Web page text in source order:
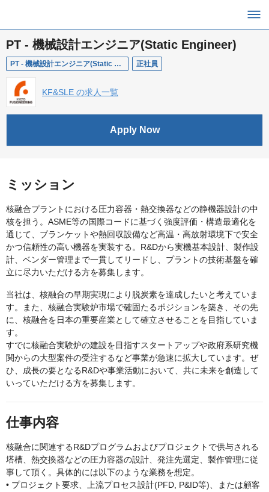
PT - 機械設計エンジニア(Static Engineer)
PT - 機械設計エンジニア(Static Engineer) 正社員
KF&SLE の求人一覧
Apply Now
ミッション
核融合プラントにおける圧力容器・熱交換器などの静機器設計の中
核を担う。ASME等の国際コードに基づく強度評価・構造最適化を
通じて、ブランケットや熱回収設備など高温・高放射環境下で安全
かつ信頼性の高い機器を実装する。R&Dから実機基本設計、製作設
計、ベンダー管理まで一貫してリードし、プラントの技術基盤を確
立に尽力いただける方を募集します。
当社は、核融合の早期実現により脱炭素を達成したいと考えていま
す。また、核融合実験炉市場で確固たるポジションを築き、その先
に、核融合を日本の重要産業として確立させることを目指していま
す。
すでに核融合実験炉の建設を目指すスタートアップや政府系研究機
関からの大型案件の受注するなど事業が急速に拡大しています。ぜ
ひ、成長の要となるR&Dや事業活動において、共に未来を創造して
いっていただける方を募集します。
仕事内容
核融合に関連するR&Dプログラムおよびプロジェクトで供与される
塔槽、熱交換器などの圧力容器の設計、発注先選定、製作管理に従
事して頂く。具体的には以下のような業務を想定。
• プロジェクト要求、上流プロセス設計(PFD, P&ID等)、または顧客